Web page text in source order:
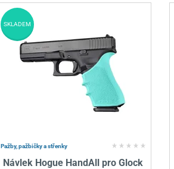
Pažby, pažbičky a střenky
Návlek Hogue HandAll pro Glock
SKLADEM